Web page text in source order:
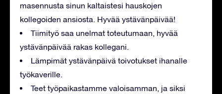
masennusta sinun kaltaistesi hauskojen
kollegoiden ansiosta. Hyvää ystävänpäivää!
Tiimityö saa unelmat toteutumaan, hyvää
ystävänpäivää rakas kollegani.
Lämpimät ystävänpäivä toivotukset ihanalle
työkaverille.
Teet työpaikastamme valoisamman, ja siksi